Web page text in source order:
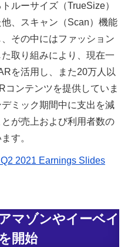
ルーサイズ（TrueSize）
、スキャン（Scan）機能
その中にはファッション
取り組みにより、現在一
を活用し、また20万人以
コンテンツを提供していま
ミック期間中に支出を減
が売上および利用者数の
す。
2021 Earnings Slides
マゾンやイーベイ
開始